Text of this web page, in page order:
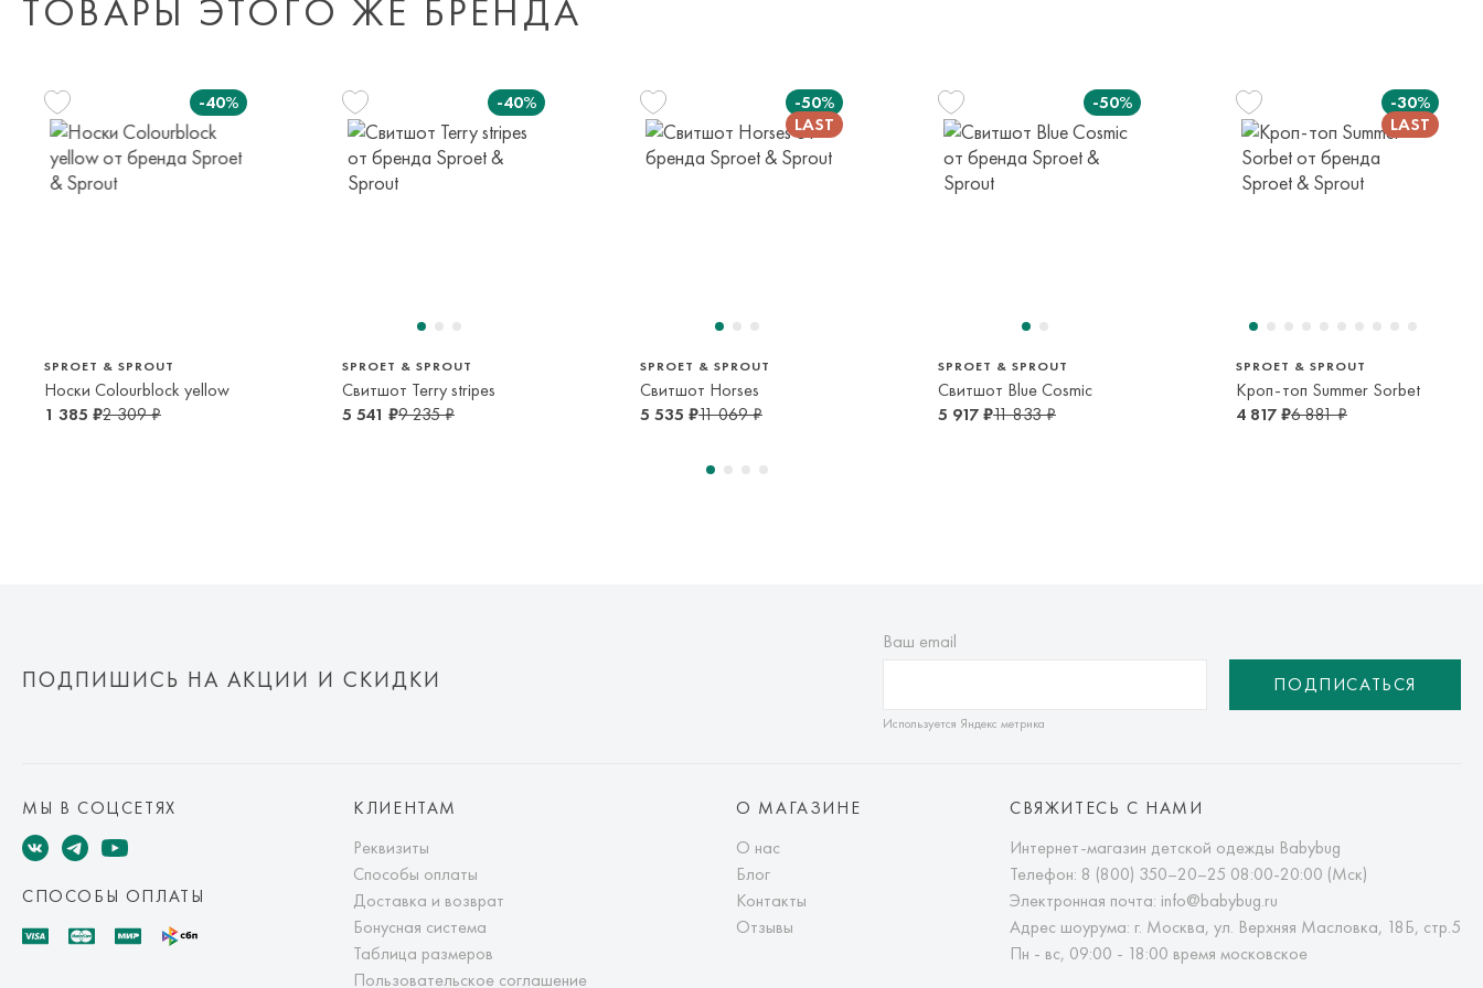
или в пункт самовывоза транспортной компании. Доставка осуществляется в
срок и по тарифам транспортной компании.
Оплата осуществляется онлайн банковскими картами Visa, Mastercard, МИР,
ТОВАРЫ ЭТОГО ЖЕ БРЕНДА
-40%
SPROET & SPROUT
Носки Colourblock yellow
1 385 ₽2 309 ₽
-40%
SPROET & SPROUT
Свитшот Terry stripes
5 541 ₽9 235 ₽
-50%
SPROET & SPROUT
Свитшот Horses
5 535 ₽11 069 ₽
-50%
SPROET & SPROUT
Свитшот Blue Cosmic
5 917 ₽11 833 ₽
-30%
SPROET & SPROUT
Кроп-топ Summer Sorbet
4 817 ₽6 881 ₽
ПОДПИШИСЬ НА АКЦИИ И СКИДКИ
Ваш email
Используется Яндекс метрика
ПОДПИСАТЬСЯ
МЫ В СОЦСЕТЯХ
СПОСОБЫ ОПЛАТЫ
КЛИЕНТАМ
Реквизиты
Способы оплаты
Доставка и возврат
Бонусная система
Таблица размеров
Пользовательское соглашение
О МАГАЗИНЕ
О нас
Блог
Контакты
Отзывы
СВЯЖИТЕСЬ С НАМИ
Интернет-магазин детской одежды Babybug
Телефон: 8 (800) 350–20–25 08:00-20:00 (Мск)
Электронная почта: info@babybug.ru
Адрес шоурума: г. Москва, ул. Верхняя Масловка, 18Б, стр.5
Пн - вс, 09:00 - 18:00 время московское